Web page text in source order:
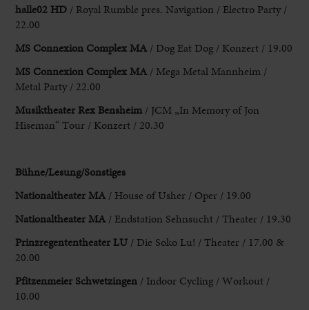
halle02 HD / Royal Rumble pres. Navigation / Electro Party /
22.00
MS Connexion Complex MA / Dog Eat Dog / Konzert / 19.00
MS Connexion Complex MA / Mega Metal Mannheim /
Metal Party / 22.00
Musiktheater Rex Bensheim / JCM „In Memory of Jon
Hiseman“ Tour / Konzert / 20.30
Bühne/Lesung/Sonstiges
Nationaltheater MA / House of Usher / Oper / 19.00
Nationaltheater MA / Endstation Sehnsucht / Theater / 19.30
Prinzregententheater LU / Die Soko Lu! / Theater / 17.00 &
20.00
Pfitzenmeier Schwetzingen / Indoor Cycling / Workout /
10.00